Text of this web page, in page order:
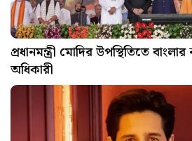
প্রধানমন্ত্রী মোদির উপস্থিতিতে
অধিকারী